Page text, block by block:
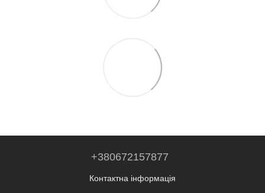
+380672157877
Контактна інформація